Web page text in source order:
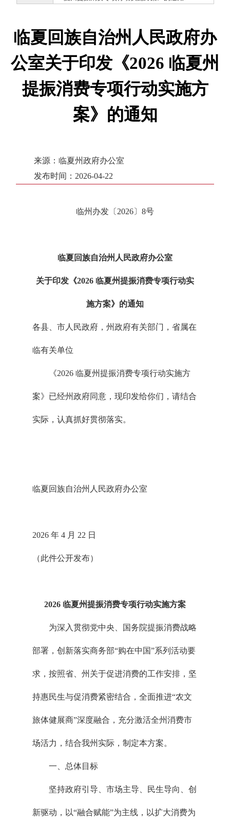
临夏回族自治州人民政府办
公室关于印发《2026 临夏州
提振消费专项行动实施方
案》的通知
来源：临夏州政府办公室
发布时间：2026-04-22
临州办发〔2026〕8号
临夏回族自治州人民政府办公室
关于印发《2026 临夏州提振消费专项行动实
施方案》的通知
各县、市人民政府，州政府有关部门，省属在
临有关单位
《2026 临夏州提振消费专项行动实施方
案》已经州政府同意，现印发给你们，请结合
实际，认真抓好贯彻落实。
临夏回族自治州人民政府办公室
2026 年 4 月 22 日
（此件公开发布）
2026 临夏州提振消费专项行动实施方案
为深入贯彻党中央、国务院提振消费战略
部署，创新落实商务部“购在中国”系列活动要
求，按照省、州关于促进消费的工作安排，坚
持惠民生与促消费紧密结合，全面推进“农文
旅体健展商”深度融合，充分激活全州消费市
场活力，结合我州实际，制定本方案。
一、总体目标
坚持政府引导、市场主导、民生导向、创
新驱动，以“融合赋能”为主线，以扩大消费为